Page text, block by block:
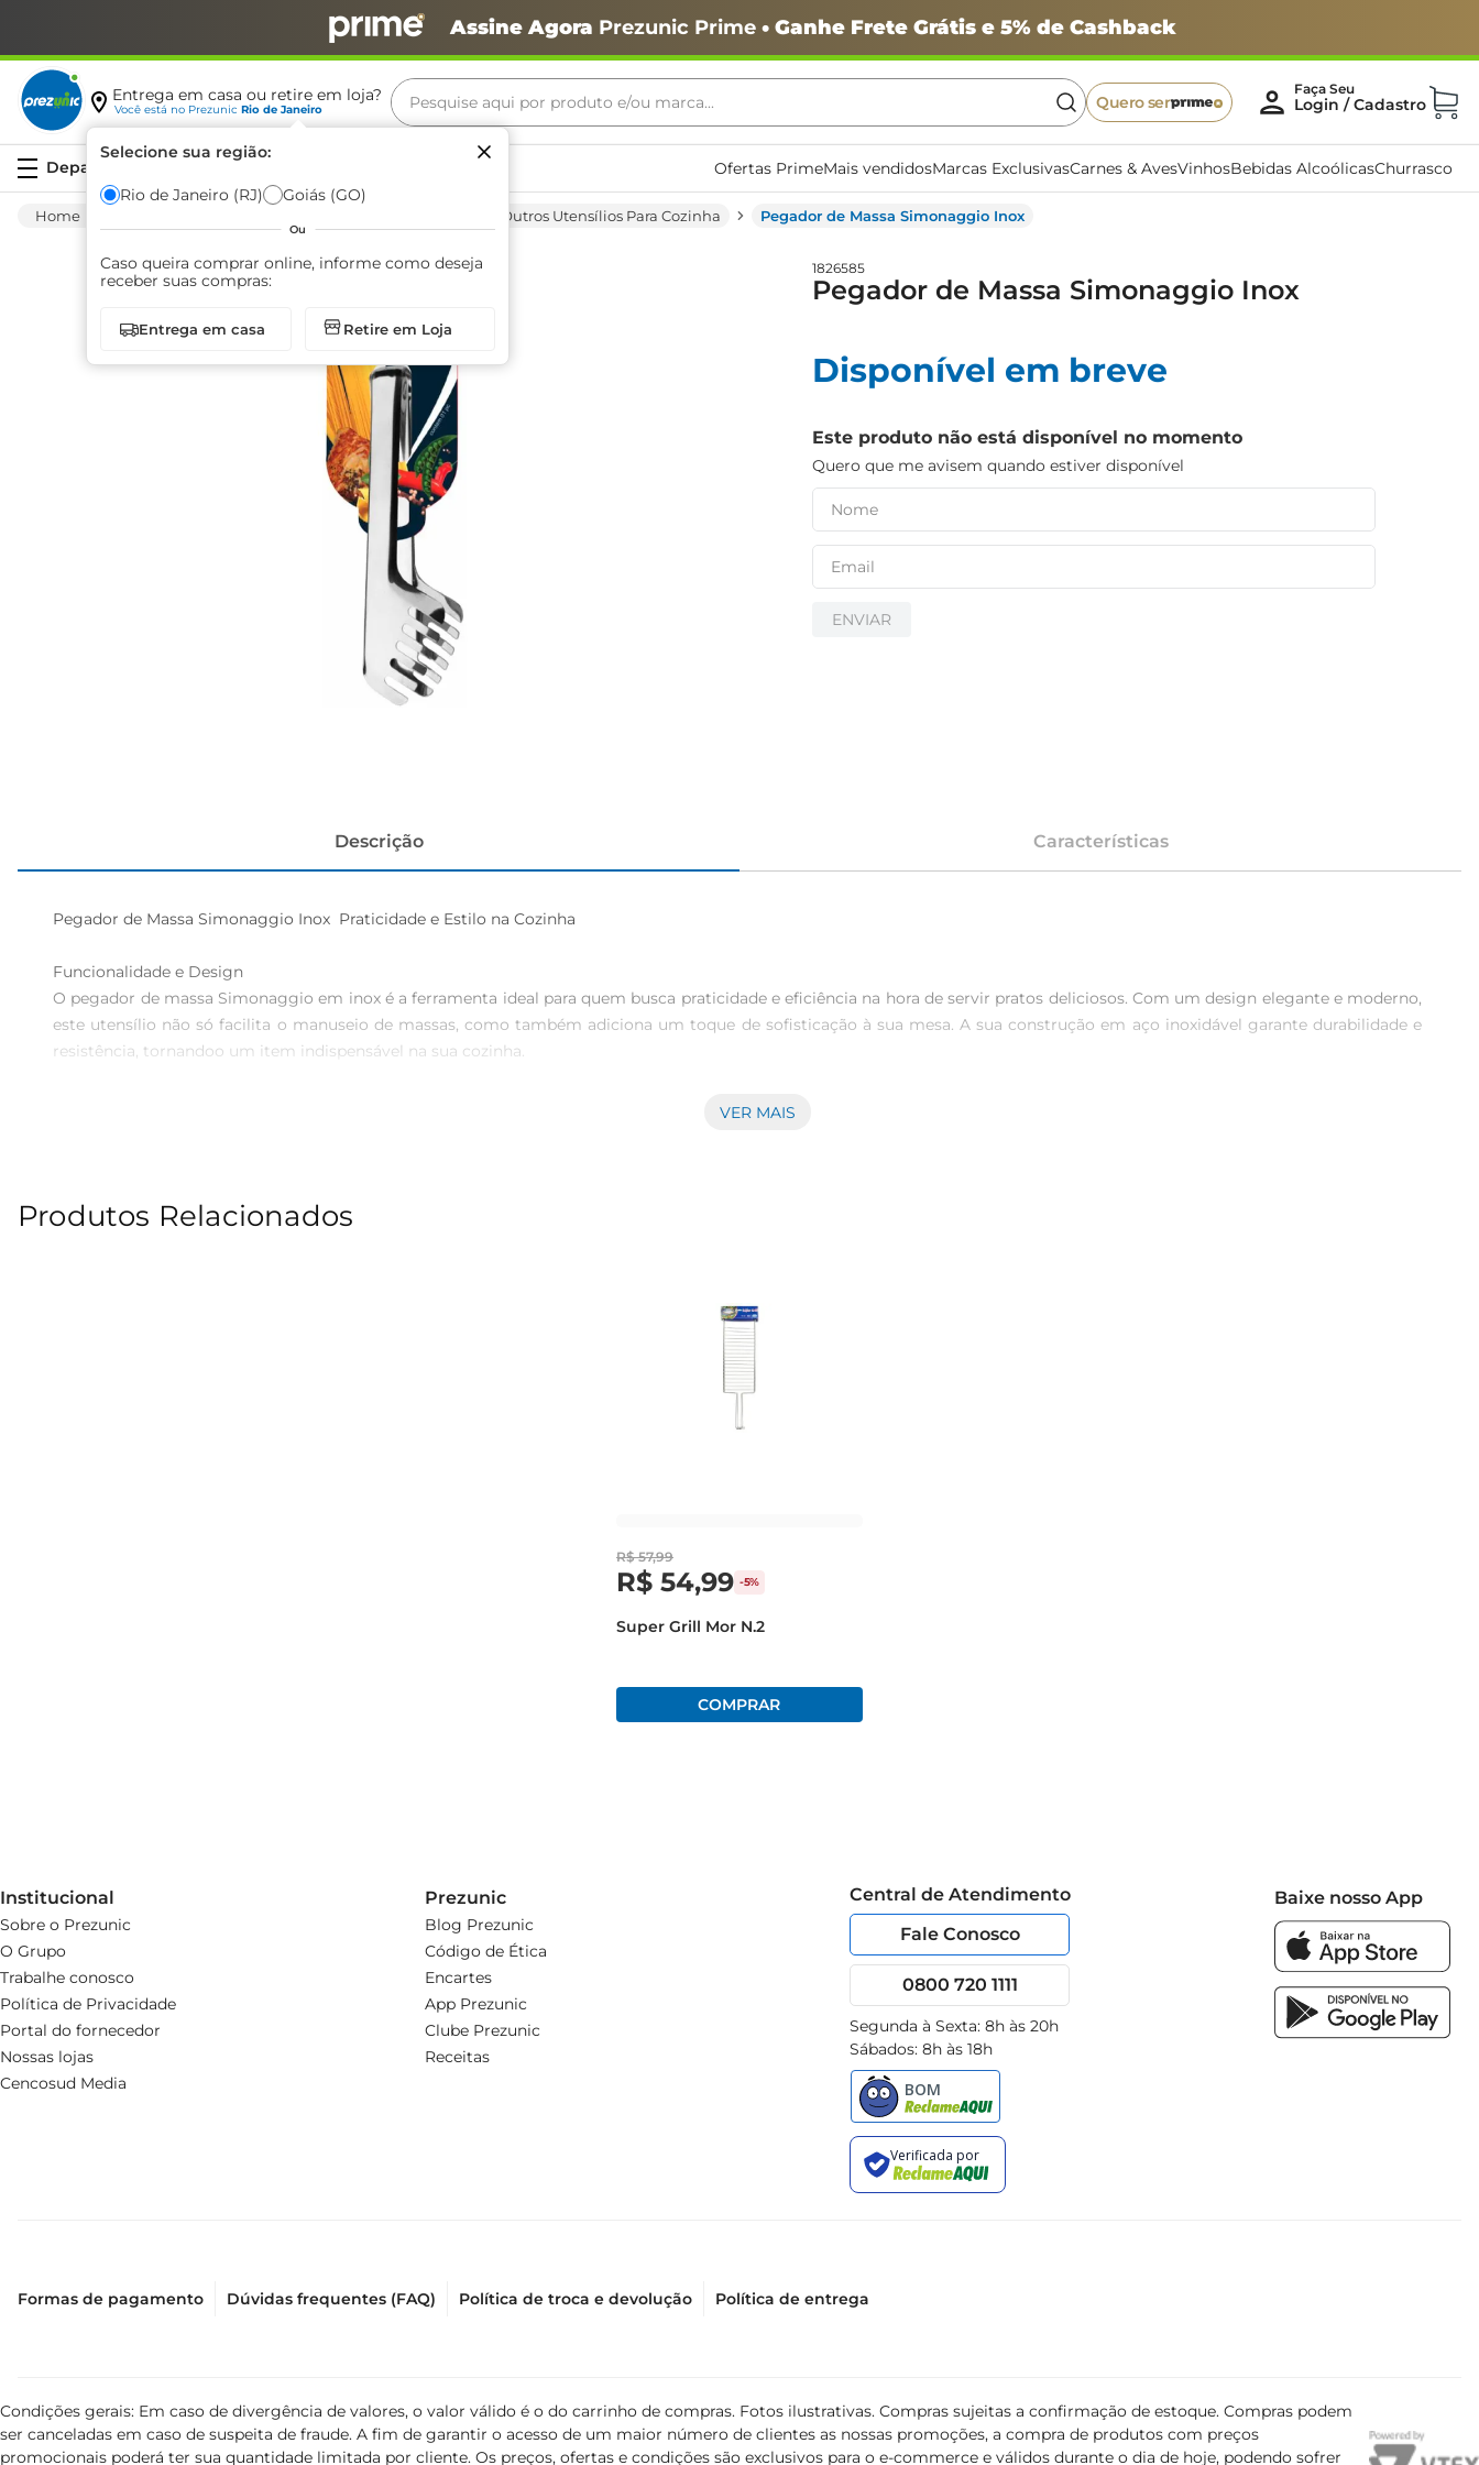
Assine Agora Prezunic Prime• Ganhe Frete Grátis e 5% de Cashback
Entrega em casa ou retire em loja?
Você está no Prezunic Rio de Janeiro
Selecione sua região:
Rio de Janeiro (RJ) Goiás (GO)
Ou
Caso queira comprar online, informe como deseja
receber suas compras:
Entrega em casa Retire em Loja
Pesquise aqui por produto e/ou marca...
Quero ser
Ofertas PrimeMais vendidosMarcas ExclusivasCarnes & AvesVinhosBebidas AlcoólicasChurrasco
Outros Utensílios Para Cozinha Pegador de Massa Simonaggio Inox
1826585
Pegador de Massa Simonaggio Inox
Disponível em breve
Este produto não está disponível no momento
Quero que me avisem quando estiver disponível
ENVIAR
Descrição Características
Pegador de Massa Simonaggio Inox  Praticidade e Estilo na Cozinha
Funcionalidade e Design
O pegador de massa Simonaggio em inox é a ferramenta ideal para quem busca praticidade e eficiência na hora de servir pratos deliciosos. Com um design elegante e moderno,
este utensílio não só facilita o manuseio de massas, como também adiciona um toque de sofisticação à sua mesa. A sua construção em aço inoxidável garante durabilidade e
resistência, tornandoo um item indispensável na sua cozinha.
A praticidade do pegador de massa Simonaggio também se reflete na sua facilidade de limpeza. Por ser feito de inox, ele pode ser lavado na máquina de lavar louças, tornando o
processo de higienização rápido e eficiente. Além disso, o material inoxidável não retém odores nem manchas, garantindo que o utensílio mantenha sua aparência original por
VER MAIS
Produtos Relacionados
R$ 57,99
R$ 54,99 -5%
Super Grill Mor N.2
Institucional
Sobre o Prezunic
O Grupo
Trabalhe conosco
Política de Privacidade
Portal do fornecedor
Nossas lojas
Cencosud Media
Prezunic
Blog Prezunic
Código de Ética
Encartes
App Prezunic
Clube Prezunic
Receitas
Central de Atendimento
Fale Conosco
0800 720 1111
Segunda à Sexta: 8h às 20h
Sábados: 8h às 18h
Baixe nosso App
Formas de pagamento Dúvidas frequentes (FAQ) Política de troca e devolução Política de entrega
Condições gerais: Em caso de divergência de valores, o valor válido é o do carrinho de compras. Fotos ilustrativas. Compras sujeitas a confirmação de estoque. Compras podem
ser canceladas em caso de suspeita de fraude. A fim de garantir o acesso de um maior número de clientes as nossas promoções, a compra de produtos com preços
promocionais poderá ter sua quantidade limitada por cliente. Os preços, ofertas e condições são exclusivos para o e-commerce e válidos durante o dia de hoje, podendo sofrer
Termos mais buscados
café
arroz
biscoito
azeite
iogurte
papel higiênico